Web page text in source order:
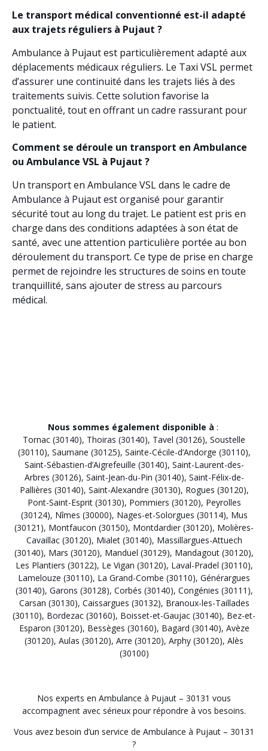
Le transport médical conventionné est-il adapté
aux trajets réguliers à Pujaut ?
Ambulance à Pujaut est particulièrement adapté aux
déplacements médicaux réguliers. Le Taxi VSL permet
d’assurer une continuité dans les trajets liés à des
traitements suivis. Cette solution favorise la
ponctualité, tout en offrant un cadre rassurant pour
le patient.
Comment se déroule un transport en Ambulance
ou Ambulance VSL à Pujaut ?
Un transport en Ambulance VSL dans le cadre de
Ambulance à Pujaut est organisé pour garantir
sécurité tout au long du trajet. Le patient est pris en
charge dans des conditions adaptées à son état de
santé, avec une attention particulière portée au bon
déroulement du transport. Ce type de prise en charge
permet de rejoindre les structures de soins en toute
tranquillité, sans ajouter de stress au parcours
médical.
Nous sommes également disponible à :
Tornac (30140), Thoiras (30140), Tavel (30126), Soustelle
(30110), Saumane (30125), Sainte-Cécile-d’Andorge (30110),
Saint-Sébastien-d’Aigrefeuille (30140), Saint-Laurent-des-
Arbres (30126), Saint-Jean-du-Pin (30140), Saint-Félix-de-
Pallières (30140), Saint-Alexandre (30130), Rogues (30120),
Pont-Saint-Esprit (30130), Pommiers (30120), Peyrolles
(30124), Nîmes (30000), Nages-et-Solorgues (30114), Mus
(30121), Montfaucon (30150), Montdardier (30120), Molières-
Cavaillac (30120), Mialet (30140), Massillargues-Attuech
(30140), Mars (30120), Manduel (30129), Mandagout (30120),
Les Plantiers (30122), Le Vigan (30120), Laval-Pradel (30110),
Lamelouze (30110), La Grand-Combe (30110), Générargues
(30140), Garons (30128), Corbés (30140), Congénies (30111),
Carsan (30130), Caissargues (30132), Branoux-les-Taillades
(30110), Bordezac (30160), Boisset-et-Gaujac (30140), Bez-et-
Esparon (30120), Bessèges (30160), Bagard (30140), Avèze
(30120), Aulas (30120), Arre (30120), Arphy (30120), Alès
(30100)
Nos experts en Ambulance à Pujaut – 30131 vous
accompagnent avec sérieux pour répondre à vos besoins.
Vous avez besoin d’un service de Ambulance à Pujaut – 30131
?